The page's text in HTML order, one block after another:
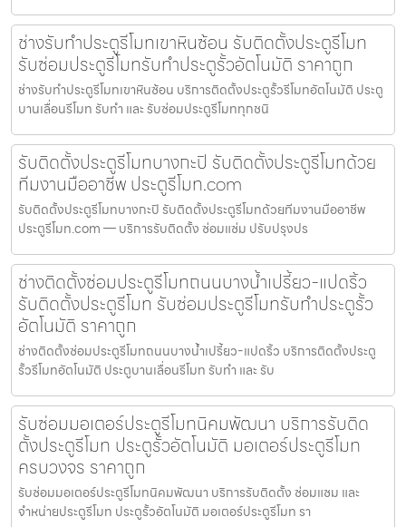
ช่างรับทำประตูรีโมทเขาหินซ้อน รับติดตั้งประตูรีโมท
รับซ่อมประตูรีโมทรับทำประตูรั้วอัตโนมัติ ราคาถูก
ช่างรับทำประตูรีโมทเขาหินซ้อน บริการติดตั้งประตูรั้วรีโมทอัตโนมัติ ประตู
บานเลื่อนรีโมท รับทำ และ รับซ่อมประตูรีโมททุกชนิ
รับติดตั้งประตูรีโมทบางกะปิ รับติดตั้งประตูรีโมทด้วย
ทีมงานมืออาชีพ ประตูรีโมท.com
รับติดตั้งประตูรีโมทบางกะปิ รับติดตั้งประตูรีโมทด้วยทีมงานมืออาชีพ
ประตูรีโมท.com — บริการรับติดตั้ง ซ่อมแซ่ม ปรับปรุงปร
ช่างติดตั้งซ่อมประตูรีโมทถนนบางน้ำเปรี้ยว-แปดริ้ว
รับติดตั้งประตูรีโมท รับซ่อมประตูรีโมทรับทำประตูรั้ว
อัตโนมัติ ราคาถูก
ช่างติดตั้งซ่อมประตูรีโมทถนนบางน้ำเปรี้ยว-แปดริ้ว บริการติดตั้งประตู
รั้วรีโมทอัตโนมัติ ประตูบานเลื่อนรีโมท รับทำ และ รับ
รับซ่อมมอเตอร์ประตูรีโมทนิคมพัฒนา บริการรับติด
ตั้งประตูรีโมท ประตูรั้วอัตโนมัติ มอเตอร์ประตูรีโมท
ครบวงจร ราคาถูก
รับซ่อมมอเตอร์ประตูรีโมทนิคมพัฒนา บริการรับติดตั้ง ซ่อมแซม และ
จำหน่ายประตูรีโมท ประตูรั้วอัตโนมัติ มอเตอร์ประตูรีโมท รา